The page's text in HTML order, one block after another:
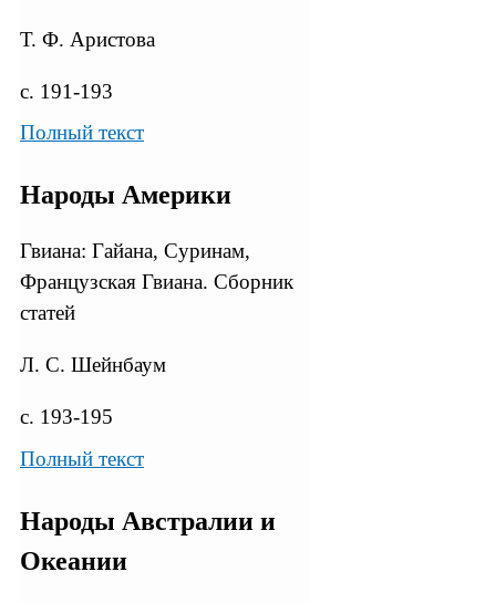
Т. Ф. Аристова
с. 191-193
Полный текст
Народы Америки
Гвиана: Гайана, Суринам,
Французская Гвиана. Сборник
статей
Л. С. Шейнбаум
с. 193-195
Полный текст
Народы Австралии и
Океании